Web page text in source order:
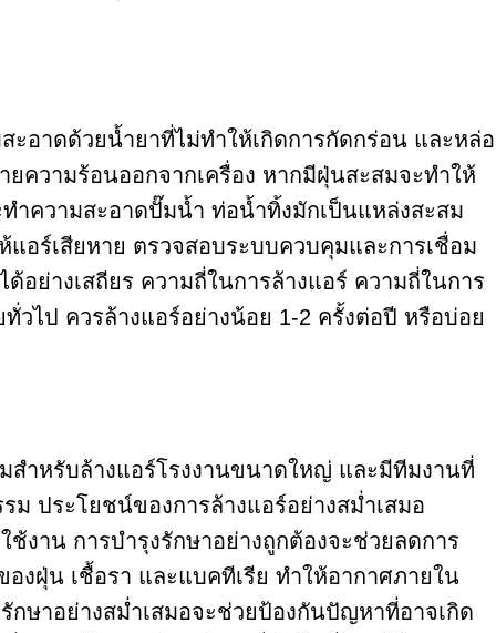
อาดด้วยน้ำยาที่ไม่ทำให้เกิดการกัดกร่อน และหล่อ
ความร้อนออกจากเครื่อง หากมีฝุ่นสะสมจะทำให้
ำความสะอาดปั๊มน้ำ ท่อน้ำทิ้งมักเป็นแหล่งสะสม
อร์เสียหาย ตรวจสอบระบบควบคุมและการเชื่อม
ย่างเสถียร ความถี่ในการล้างแอร์ ความถี่ในการ
ไป ควรล้างแอร์อย่างน้อย 1-2 ครั้งต่อปี หรือบ่อย
ำหรับล้างแอร์โรงงานขนาดใหญ่ และมีทีมงานที่
ม ประโยชน์ของการล้างแอร์อย่างสม่ำเสมอ
งาน การบำรุงรักษาอย่างถูกต้องจะช่วยลดการ
งฝุ่น เชื้อรา และแบคทีเรีย ทำให้อากาศภายใน
ษาอย่างสม่ำเสมอจะช่วยป้องกันปัญหาที่อาจเกิด